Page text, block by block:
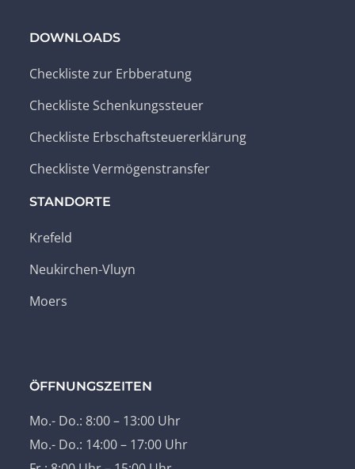
DOWNLOADS
Checkliste zur Erbberatung
Checkliste Schenkungssteuer
Checkliste Erbschaftsteuererklärung
Checkliste Vermögenstransfer
STANDORTE
Krefeld
Neukirchen-Vluyn
Moers
ÖFFNUNGSZEITEN
Mo.- Do.: 8:00 – 13:00 Uhr
Mo.- Do.: 14:00 – 17:00 Uhr